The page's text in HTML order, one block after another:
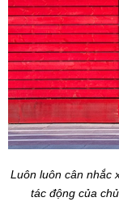
Luôn luôn cân nhắc
tác động của